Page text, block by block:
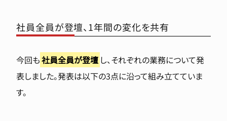
社員全員が登壇、1年間の変化を共有
今回も社員全員が登壇 し、それぞれの業務について発
表しました。発表は以下の3点に沿って組み立てていま
す。